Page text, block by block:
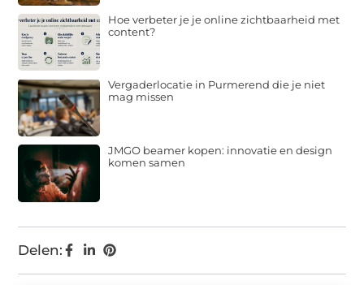
Delen:
Hoe verbeter je je online zichtbaarheid met
content?
Vergaderlocatie in Purmerend die je niet
mag missen
JMGO beamer kopen: innovatie en design
komen samen